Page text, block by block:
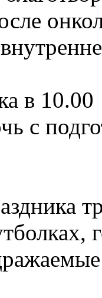
в 10.00
с